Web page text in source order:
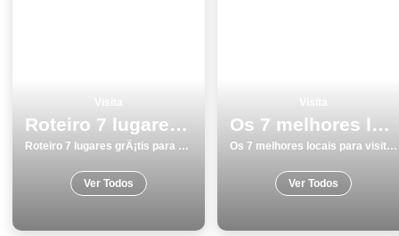
Roteiro 7 lugares grÃ¡tis para visitar emÂ Tomar
Roteiro 7 lugares grÃ¡tis para visitar emÂ Tomar
Ver Todos
Os 7 melhores locais para visitar em Tavira
Os 7 melhores locais para visitar em Tavira
Ver Todos